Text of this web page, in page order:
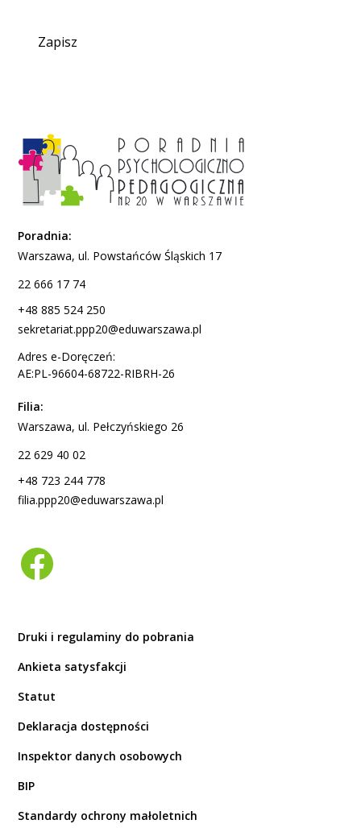
Zapisz
Poradnia:
Warszawa, ul. Powstańców Śląskich 17
22 666 17 74
+48 885 524 250
sekretariat.ppp20@eduwarszawa.pl
Adres e-Doręczeń:
AE:PL-96604-68722-RIBRH-26
Filia:
Warszawa, ul. Pełczyńskiego 26
22 629 40 02
+48 723 244 778
filia.ppp20@eduwarszawa.pl
Druki i regulaminy do pobrania
Ankieta satysfakcji
Statut
Deklaracja dostępności
Inspektor danych osobowych
BIP
Standardy ochrony małoletnich